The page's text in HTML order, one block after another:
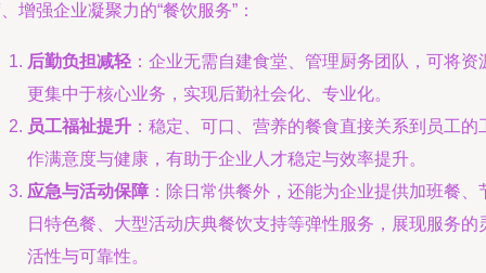
增强企业凝聚力的“餐饮服务”：
后勤负担减轻 ：企业无需自建食堂、管理厨务团队，可将资
更集中于核心业务，实现后勤社会化、专业化。
员工福祉提升 ：稳定、可口、营养的餐食直接关系到员工的
作满意度与健康，有助于企业人才稳定与效率提升。
应急与活动保障 ：除日常供餐外，还能为企业提供加班餐、
日特色餐、大型活动庆典餐饮支持等弹性服务，展现服务的
活性与可靠性。